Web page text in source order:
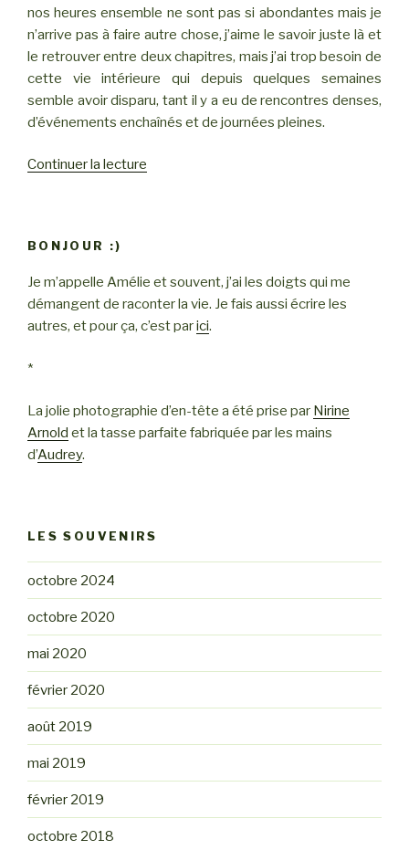
nos heures ensemble ne sont pas si abondantes mais je
n’arrive pas à faire autre chose, j’aime le savoir juste là et
le retrouver entre deux chapitres, mais j’ai trop besoin de
cette vie intérieure qui depuis quelques semaines
semble avoir disparu, tant il y a eu de rencontres denses,
d’événements enchaînés et de journées pleines.
Continuer la lecture
bouche »
BONJOUR :)
Je m’appelle Amélie et souvent, j’ai les doigts qui me
démangent de raconter la vie. Je fais aussi écrire les
autres, et pour ça, c’est parici.
*
La jolie photographie d’en-tête a été prise par Nirine
Arnold et la tasse parfaite fabriquée par les mains
d’Audrey.
LES SOUVENIRS
octobre 2024
octobre 2020
mai 2020
février 2020
août 2019
mai 2019
février 2019
octobre 2018